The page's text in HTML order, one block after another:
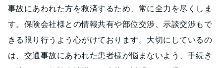
事故にあわれた方を救済するため、常に全力を尽くしま
す。保険会社様との情報共有や部位交渉、示談交渉もで
きる限り行うよう心がけております。大切にしているの
は、交通事故にあわれた患者様が悩まないよう、手続き